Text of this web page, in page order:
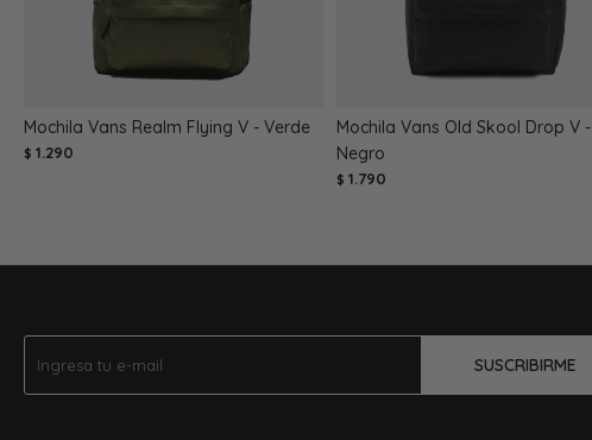
Mochila Vans Realm Flying V - Verde
$ 1.290
Mochila Vans Old Skool Drop V -
Negro
$ 1.790
SUSCRIBIRME